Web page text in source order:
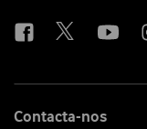
Contacta-nos